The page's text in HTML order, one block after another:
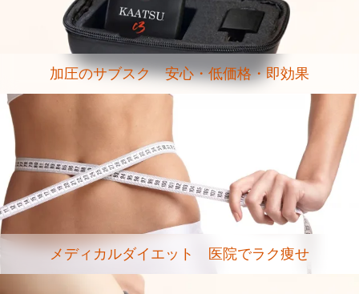
加圧のサブスク 安心・低価格・即効果
メディカルダイエット 医院でラク痩せ
コロナ後遺症にかからないためにも上咽頭
Bスポット治療はめっちゃ痛いか？